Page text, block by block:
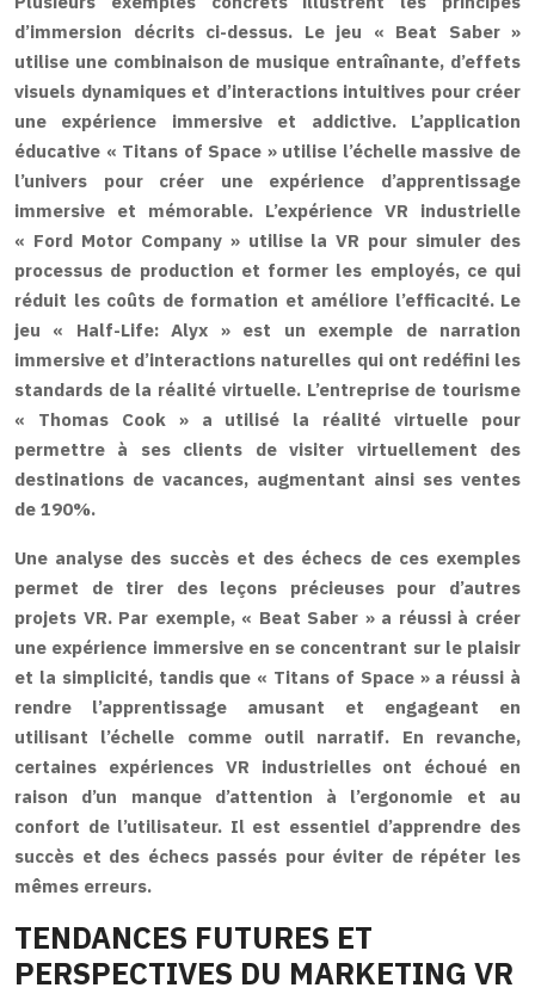
d’immersion décrits ci-dessus. Le jeu « Beat Saber »
utilise une combinaison de musique entraînante, d’effets
visuels dynamiques et d’interactions intuitives pour créer
une expérience immersive et addictive. L’application
éducative « Titans of Space » utilise l’échelle massive de
l’univers pour créer une expérience d’apprentissage
immersive et mémorable. L’expérience VR industrielle
« Ford Motor Company » utilise la VR pour simuler des
processus de production et former les employés, ce qui
réduit les coûts de formation et améliore l’efficacité. Le
jeu « Half-Life: Alyx » est un exemple de narration
immersive et d’interactions naturelles qui ont redéfini les
standards de la réalité virtuelle. L’entreprise de tourisme
« Thomas Cook » a utilisé la réalité virtuelle pour
permettre à ses clients de visiter virtuellement des
destinations de vacances, augmentant ainsi ses ventes
de 190%.
Une analyse des succès et des échecs de ces exemples
permet de tirer des leçons précieuses pour d’autres
projets VR. Par exemple, « Beat Saber » a réussi à créer
une expérience immersive en se concentrant sur le plaisir
et la simplicité, tandis que « Titans of Space » a réussi à
rendre l’apprentissage amusant et engageant en
utilisant l’échelle comme outil narratif. En revanche,
certaines expériences VR industrielles ont échoué en
raison d’un manque d’attention à l’ergonomie et au
confort de l’utilisateur. Il est essentiel d’apprendre des
succès et des échecs passés pour éviter de répéter les
mêmes erreurs.
TENDANCES FUTURES ET
PERSPECTIVES DU MARKETING VR